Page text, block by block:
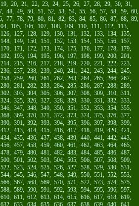
19, 20, 21, 22, 23, 24, 25, 26, 27, 28, 29, 30, 31,
, 48, 49, 50, 51, 52, 53, 54, 55, 56, 57, 58, 59, 60,
, 77, 78, 79, 80, 81, 82, 83, 84, 85, 86, 87, 88, 89,
, 105, 106, 107, 108, 109, 110, 111, 112, 113,
126, 127, 128, 129, 130, 131, 132, 133, 134, 135,
148, 149, 150, 151, 152, 153, 154, 155, 156, 157,
170, 171, 172, 173, 174, 175, 176, 177, 178, 179,
192, 193, 194, 195, 196, 197, 198, 199, 200, 201,
214, 215, 216, 217, 218, 219, 220, 221, 222, 223,
236, 237, 238, 239, 240, 241, 242, 243, 244, 245,
258, 259, 260, 261, 262, 263, 264, 265, 266, 267,
280, 281, 282, 283, 284, 285, 286, 287, 288, 289,
302, 303, 304, 305, 306, 307, 308, 309, 310, 311,
324, 325, 326, 327, 328, 329, 330, 331, 332, 333,
346, 347, 348, 349, 350, 351, 352, 353, 354, 355,
368, 369, 370, 371, 372, 373, 374, 375, 376, 377,
390, 391, 392, 393, 394, 395, 396, 397, 398, 399,
412, 413, 414, 415, 416, 417, 418, 419, 420, 421,
434, 435, 436, 437, 438, 439, 440, 441, 442, 443,
456, 457, 458, 459, 460, 461, 462, 463, 464, 465,
478, 479, 480, 481, 482, 483, 484, 485, 486, 487,
500, 501, 502, 503, 504, 505, 506, 507, 508, 509,
522, 523, 524, 525, 526, 527, 528, 529, 530, 531,
544, 545, 546, 547, 548, 549, 550, 551, 552, 553,
566, 567, 568, 569, 570, 571, 572, 573, 574, 575,
588, 589, 590, 591, 592, 593, 594, 595, 596, 597,
610, 611, 612, 613, 614, 615, 616, 617, 618, 619,
632, 633, 634, 635, 636, 637, 638, 639, 640, 641